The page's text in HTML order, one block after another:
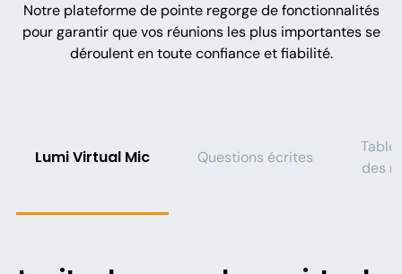
Notre plateforme de pointe regorge de fonctionnalités
pour garantir que vos réunions les plus importantes se
déroulent en toute confiance et fiabilité.
Lumi Virtual Mic Questions écrites
des